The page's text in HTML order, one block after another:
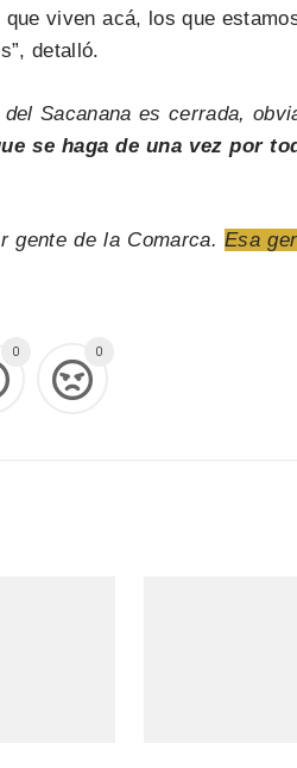
que viven acá, los que
detalló.
Sacanana es cerrada,
se haga de una vez por
gente de la Comarca.Esa
0 0